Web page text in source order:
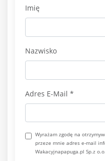
Imię
Nazwisko
Adres E-Mail *
Wyrażam zgodę na
przeze mnie adres e-mail
Wakacyjnapapuga.pl Sp.z